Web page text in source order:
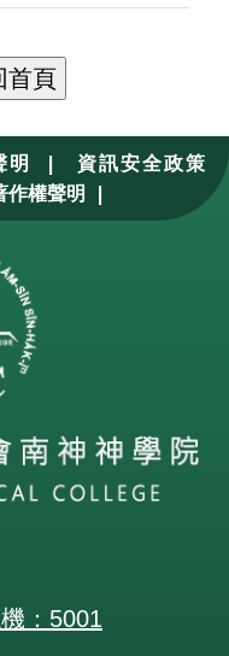
明 |
資訊安全政策
作權聲明 |
：5001